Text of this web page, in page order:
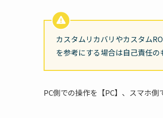
カスタムリカバリやカスタム
を参考にする場合は自己責任の
PC側での操作を【PC】、スマホ側